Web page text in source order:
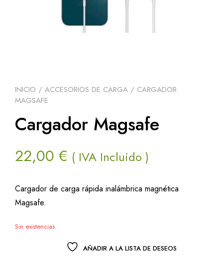
INICIO / ACCESORIOS DE CARGA / CARGADOR
MAGSAFE
Cargador Magsafe
22,00 € ( IVA Incluido )
Cargador de carga rápida inalámbrica magnética
Magsafe.
Sin existencias
AÑADIR A LA LISTA DE DESEOS